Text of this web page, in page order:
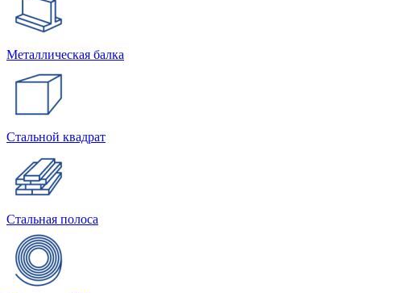
Металлическая балка
Стальной квадрат
Стальная полоса